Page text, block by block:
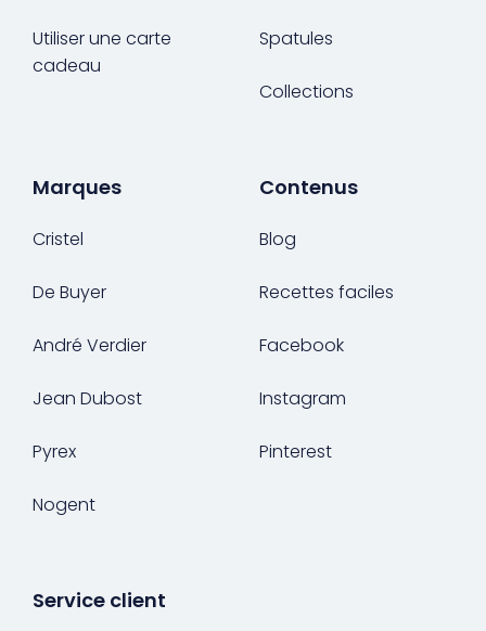
Utiliser une carte
cadeau
Spatules
Collections
Marques
Cristel
De Buyer
André Verdier
Jean Dubost
Pyrex
Nogent
Contenus
Blog
Recettes faciles
Facebook
Instagram
Pinterest
Service client